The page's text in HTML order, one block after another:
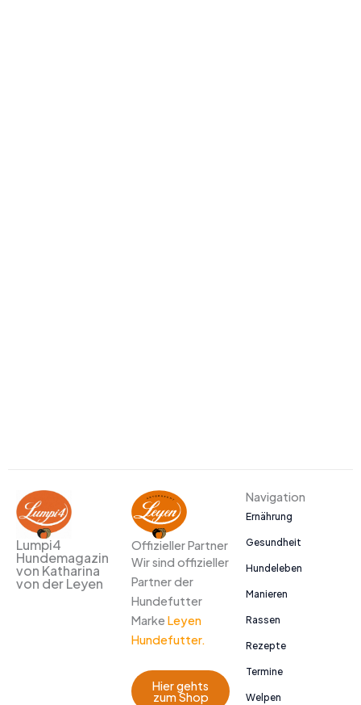
Lumpi4
Hundemagazin
von Katharina
von der Leyen
Offizieller Partner
Wir sind offizieller
Partner der
Hundefutter
Marke Leyen
Hundefutter.
Hier gehts
zum Shop
Navigation
Ernährung
Gesundheit
Hundeleben
Manieren
Rassen
Rezepte
Termine
Welpen